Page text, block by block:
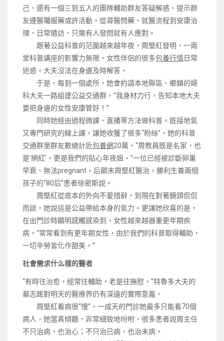
己，還有一個三到五人的團隊輔助群友答疑解惑、提示群
友遵醫囑服藥或許活動。從尋醫問藥、就醫流程到安康治
理、日常隨訪，只需有人發問就有人應對。
跟著公益科普的范圍越來越年夜，周堅紅發明，一兩
堂科普講座的影響力無限，女性伴侶的很多包養行情日常
迷惑，大夫沒法在身邊及時解答。
于是，每到一個處所，她會約請本地縣區、鄉鎮的婦
科大夫一路組建公益交通群，“我身材力行，告知本地大夫
要把身邊的女性安康管好！”
同時她經由過程微課、直播等方法做科普。既接地氣
又專門研究的線上課，讓她收獲了很多“粉絲”，她的科普
交通群里群友數總計近包養網20萬。“周教員既是名家，也
是‘網紅’，更是我們的貼心年夜姐。”一位已經被診斷卵巢
早衰、無法pregnant，后顛末周堅紅醫治，勝利生養兩個
孩子的“80后”患者徐密斯說。
周堅紅從底本的外向不愛措辭，到現在對著鏡頭侃侃
而談，她說這是公益帶給本身的氣力。更讓她欣喜的是，
在出門診時顯明感觸感染到，女性越來越器重更年期疾
病。“常常看到有更年期女性，由於我們的科普取得輔助，
一切辛勞皆化作甜美。”
社會需求什么樣的醫者
“有時往治愈，經常往輔助，老是往撫慰。”特魯多大夫的
墓志銘對明天的醫療界仍有深遠的實際意義。
周堅紅看病很“慢”，一成天的門診她最多只能看70個
病人，她當真傾聽，非常細致地吩咐，很多患者說周主任
不只治病，也治心；不只治已病，也治未病。